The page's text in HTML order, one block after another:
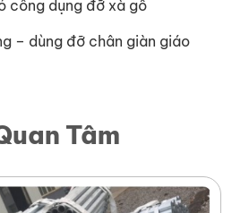
công dụng đỡ xà gồ
– dùng đỡ chân giàn giáo
Tâm